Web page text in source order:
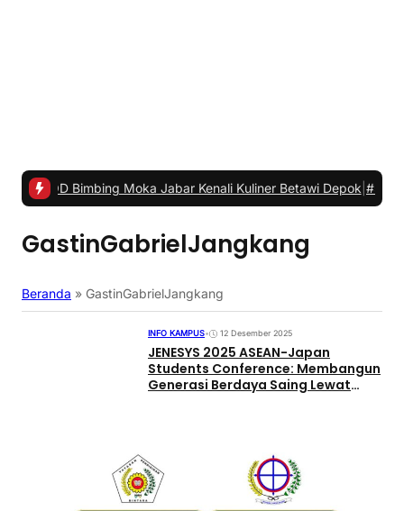
Moka Jabar Kenali Kuliner Betawi Depok|#3 -Meriahkan
GastinGabrielJangkang
Beranda » GastinGabrielJangkang
INFO KAMPUS• 12 Desember 2025
JENESYS 2025 ASEAN-Japan
Students Conference: Membangun
Generasi Berdaya Saing Lewat